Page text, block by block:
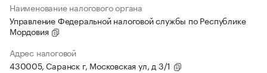
Наименование налогового органа
Управление Федеральной налоговой службы по Республике
Мордовия
Адрес налоговой
430005, Саранск г, Московская ул, д 3/1